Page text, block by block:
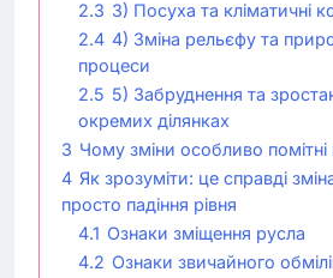
2.3 3) Посуха та кліматичні
2.4 4) Зміна рельєфу та
процеси
2.5 5) Забруднення та
окремих ділянках
3 Чому зміни особливо помітні
4 Як зрозуміти: це справді
просто падіння рівня
4.1 Ознаки зміщення русла
4.2 Ознаки звичайного